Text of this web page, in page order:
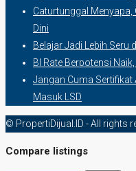
Caturtunggal Menyapa,
Dini
Belajar Jadi Lebih Seru
BI Rate Berpotensi
Jangan Cuma Sertifikat
Masuk LSD
© PropertiDijual.ID - All rights
Compare listings